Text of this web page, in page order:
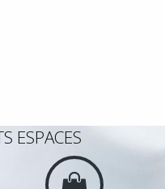
ESPACES